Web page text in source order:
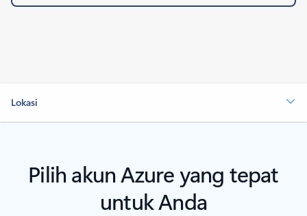
Lokasi
Pilih akun Azure yang tepat
untuk Anda